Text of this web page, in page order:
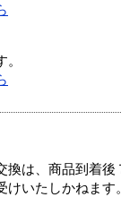
換は、商品到着
いたしかねます。